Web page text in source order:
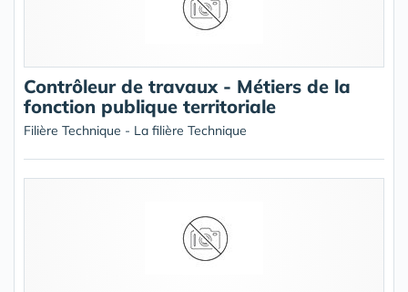
Contrôleur de travaux - Métiers de la
fonction publique territoriale
Filière Technique - La filière Technique